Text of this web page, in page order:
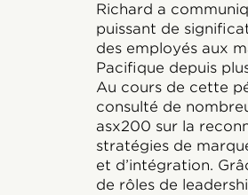
Richard a
puissant de
des employés aux
Pacifique depuis
Au cours de cette
consulté de
asx200 sur la
stratégies de
et d’intégration.
de rôles de